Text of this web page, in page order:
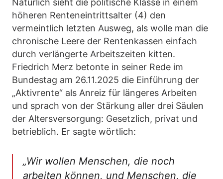
Natürlich sieht die politische Klasse in einem
höheren Renteneintrittsalter (4) den
vermeintlich letzten Ausweg, als wolle man die
chronische Leere der Rentenkassen einfach
durch verlängerte Arbeitszeiten kitten.
Friedrich Merz betonte in seiner Rede im
Bundestag am 26.11.2025 die Einführung der
„Aktivrente“ als Anreiz für längeres Arbeiten
und sprach von der Stärkung aller drei Säulen
der Altersversorgung: Gesetzlich, privat und
betrieblich. Er sagte wörtlich:
„Wir wollen Menschen, die noch
arbeiten können, und Menschen, die